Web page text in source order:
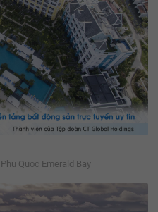
Quoc Emerald Bay